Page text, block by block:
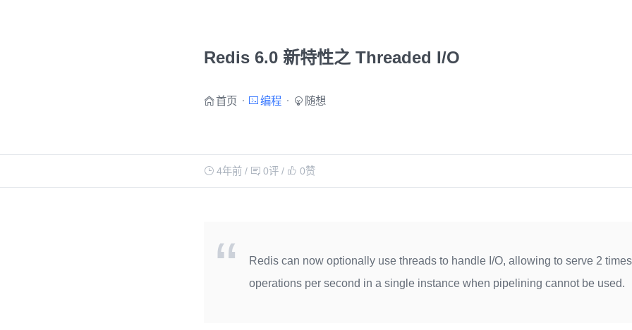
Redis 6.0 新特性之 Threaded I/O
首页 编程 随想
4年前/ 0评/ 0赞
Redis can now optionally use threads to handle I/O, allowing to serve 2
operations per second in a single instance when pipelining cannot be used.